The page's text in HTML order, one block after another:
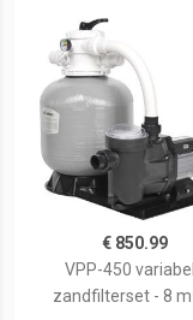
€ 850.99
VPP-450
zandfilterset - 8